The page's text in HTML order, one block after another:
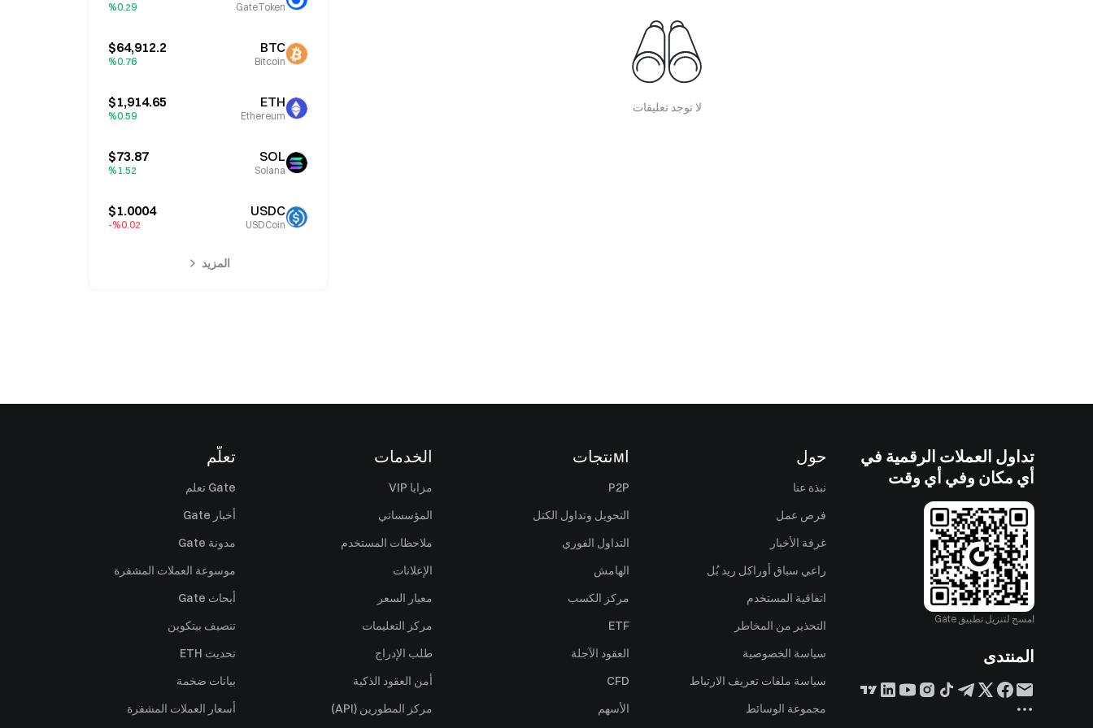
لا توجد تعليقات
GateToken
%0.29
BTC
Bitcoin
$64,912.2
%0.76
ETH
Ethereum
$1,914.65
%0.59
SOL
Solana
$73.87
%1.52
USDC
USDCoin
$1.0004
%0.02-
المزيد
تداول العملات الرقمية في
أي مكان وفي أي وقت
امسح لتنزيل تطبيق Gate
المنتدى
حول
نبذة عنا
فرص عمل
غرفة الأخبار
راعي سباق أوراكل ريد بُل
اتفاقية المستخدم
التحذير من المخاطر
سياسة الخصوصية
سياسة ملفات تعريف الارتباط
مجموعة الوسائط
اмنتجات
P2P
التحويل وتداول الكتل
التداول الفوري
الهامش
مركز الكسب
ETF
العقود الآجلة
CFD
الأسهم
الخدمات
مزايا VIP
المؤسساتي
ملاحظات المستخدم
الإعلانات
معيار السعر
مركز التعليمات
طلب الإدراج
أمن العقود الذكية
مركز المطورين (API)
تعلّم
Gate تعلم
أخبار Gate
مدونة Gate
موسوعة العملات المشفرة
أبحاث Gate
تنصيف بيتكوين
تحديث ETH
بيانات ضخمة
أسعار العملات المشفرة